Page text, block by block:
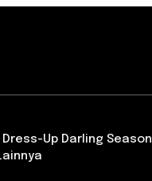
Dress-Up Darling Season